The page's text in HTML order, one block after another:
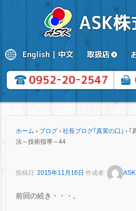
ホーム › ブログ › 社長ブログ｢真実の口｣ › ｢
法～技術指導～44
投稿日: 2015年11月16日 作成者:
前回の続き・・・。